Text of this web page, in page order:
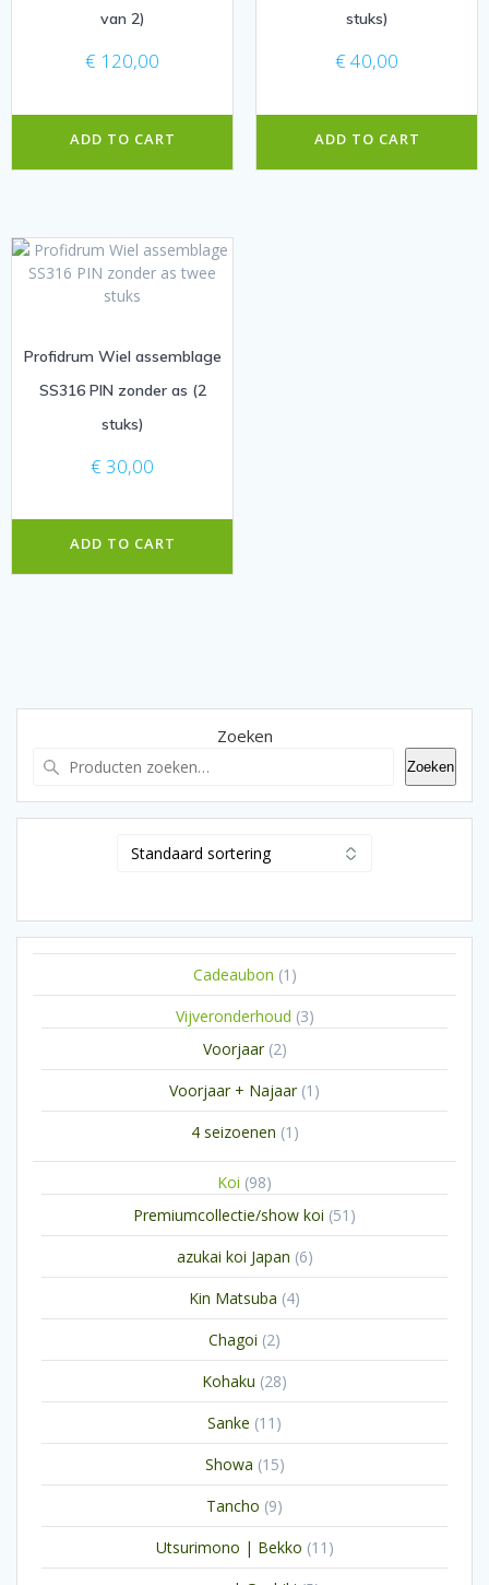
van 2)
€ 120,00
ADD TO CART
stuks)
€ 40,00
ADD TO CART
Profidrum Wiel assemblage
SS316 PIN zonder as (2
stuks)
€ 30,00
ADD TO CART
Zoeken
Zoeken
Cadeaubon 1 1
product
Vijveronderhoud 33
Voorjaar 22
producten
Voorjaar + Najaar 1 1
product
4 seizoenen 1 1
Koi 9898
producten
Premiumcollectie/show koi 51 51
producten
azukai koi Japan 66
producten
Kin Matsuba 44
producten
Chagoi 22
producten
Kohaku 2828
producten
Sanke 11 11
producten
Showa 1515
producten
Tancho 99
producten
Utsurimono | Bekko 11 11
producten